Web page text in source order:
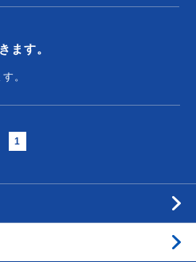
ます。
。
1